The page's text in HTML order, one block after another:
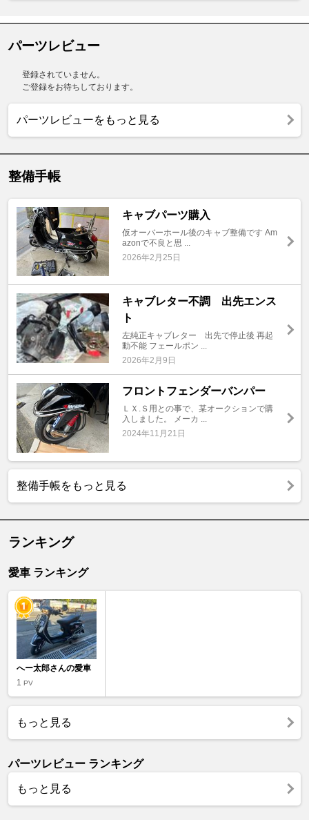
パーツレビュー
登録されていません。
ご登録をお待ちしております。
パーツレビューをもっと見る
整備手帳
キャブパーツ購入
仮オーバーホール後のキャブ整備です Am
azonで不良と思 ...
2026年2月25日
キャブレター不調 出先エンス
ト
左純正キャブレター 出先で停止後 再起
動不能 フェールポン ...
2026年2月9日
フロントフェンダーバンパー
ＬＸ.Ｓ用との事で、某オークションで購
入しました。 メーカ ...
2024年11月21日
整備手帳をもっと見る
ランキング
愛車 ランキング
へー太郎さんの愛車
1 PV
もっと見る
パーツレビュー ランキング
もっと見る